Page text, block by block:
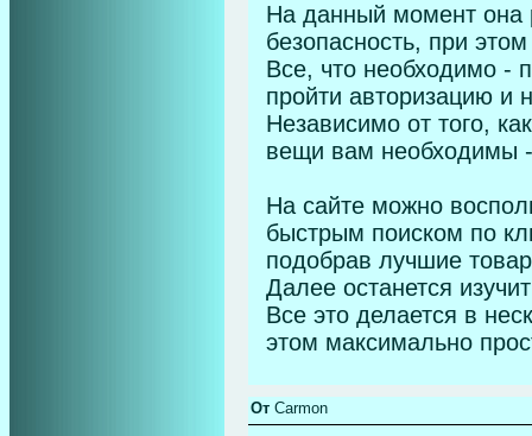
На данный момент она
безопасность, при
Все, что необходимо -
пройти авторизацию и
Независимо от того,
вещи вам необходимы
На сайте можно
быстрым поиском по
подобрав лучшие
Далее останется
Все это делается в
этом максимально
От Carmon